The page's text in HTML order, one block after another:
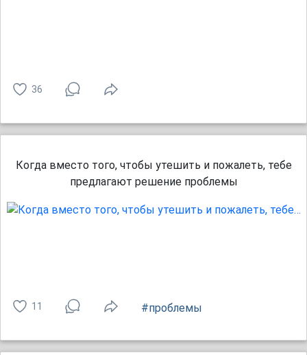
36
Когда вместо того, чтобы утешить и пожалеть, тебе
предлагают решение проблемы
11 #проблемы